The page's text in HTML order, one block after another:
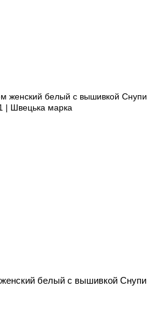
белый с вышивкой Снупи